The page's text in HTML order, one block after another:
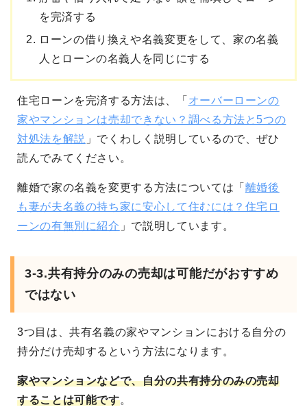
を完済する
ローンの借り換えや名義変更をして、家の名義
人とローンの名義人を同じにする
住宅ローンを完済する方法は、「 オーバーローンの
家やマンションは売却できない？調べる方法と5つの
対処法を解説 」でくわしく説明しているので、ぜひ
読んでみてください。
離婚で家の名義を変更する方法については「 離婚後
も妻が夫名義の持ち家に安心して住むには？住宅ロ
ーンの有無別に紹介 」で説明しています。
3-3.共有持分のみの売却は可能だがおすすめ
ではない
3つ目は、共有名義の家やマンションにおける自分の
持分だけ売却するという方法になります。
家やマンションなどで、自分の共有持分のみの売却
することは可能です。